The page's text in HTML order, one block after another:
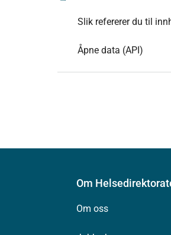
Slik refererer du til
Åpne data (API)
Om
Om oss